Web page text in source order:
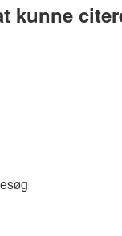
kunne